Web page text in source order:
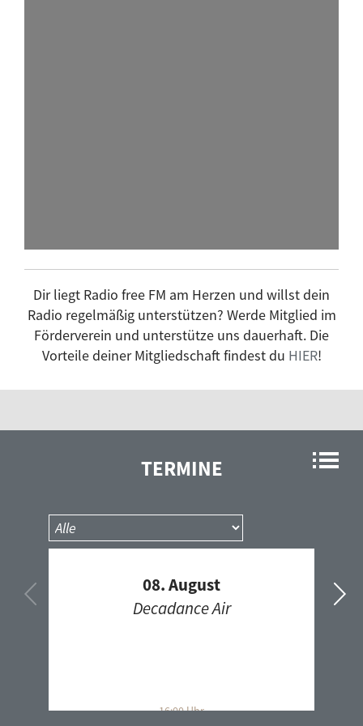
Radio Wecker
radio.mikrowelle
RéMarks BeatBrunch
rhythm shuffle
Rock'n'Roll Flashback
Russkij Express
SKAramba!
Soul Rotation
Soundscapes
step up
Talks for future
Dir liegt Radio free FM am Herzen und willst dein
Radio regelmäßig unterstützen? Werde Mitglied im
Förderverein und unterstütze uns dauerhaft. Die
Vorteile deiner Mitgliedschaft findest du HIER!
TERMINE
08. August
Decadance Air
16:00 Uhr